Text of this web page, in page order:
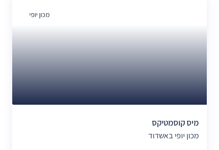
מכון יופי
מיס קוסמטיקס
מכון יופי באשדוד